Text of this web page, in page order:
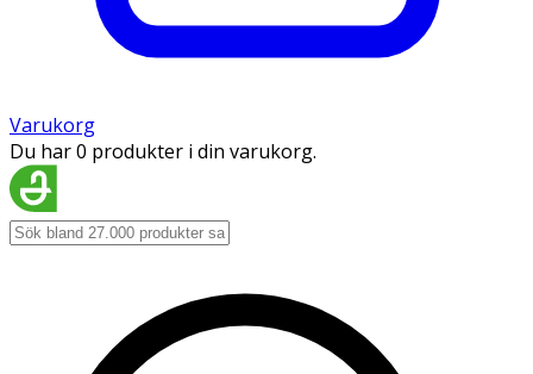
Varukorg
Du har 0 produkter i din varukorg.